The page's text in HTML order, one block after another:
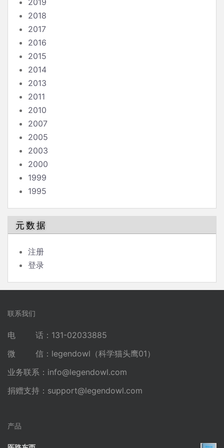
2018
2017
2016
2015
2014
2013
2011
2010
2007
2005
2003
2000
1999
1995
元数据
注册
登录
联系我们
电 话：131-02033885
微 信：legendowl（科学猫头鹰01）
业务联系： info@legendowl.com
捐赠支持： support@legendowl.com
产品